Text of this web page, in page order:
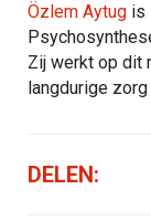
Özlem Aytug is
Zij werkt op dit
langdurige
DELEN: